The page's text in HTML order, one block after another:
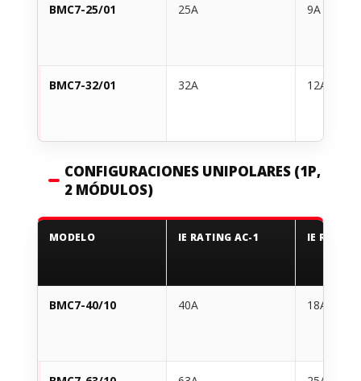
BMC7-25/01 25A 9A
BMC7-32/01 32A 12A
CONFIGURACIONES UNIPOLARES (1P,
2 MÓDULOS)
MODELO IE RATING AC-1 IE
BMC7-40/10 40A 18A